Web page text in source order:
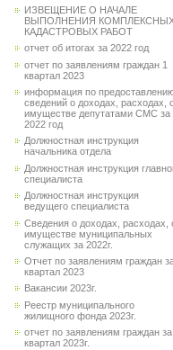
ИЗВЕЩЕНИЕ О НАЧАЛЕ
ВЫПОЛНЕНИЯ
КАДАСТРОВЫХ РАБОТ
отчет об итогах за 2022 год
отчет по заявлениям граждан 1
квартал 2023
информация по
сведений о доходах, расходах,
имуществе депутатами СМС за
2022 год
Должностная инструкция
начальника отдела
Должностная инструкция
специалиста
Должностная инструкция
ведущего специалиста
Сведения о доходах, расходах,
имуществе муниципальных
служащих за 2022г.
Отчет по заявлениям граждан
квартал 2023
Вакансии 2023г.
Реестр муниципального
жилищного фонда 2023г.
отчет по заявлениям граждан
квартал 2023г.